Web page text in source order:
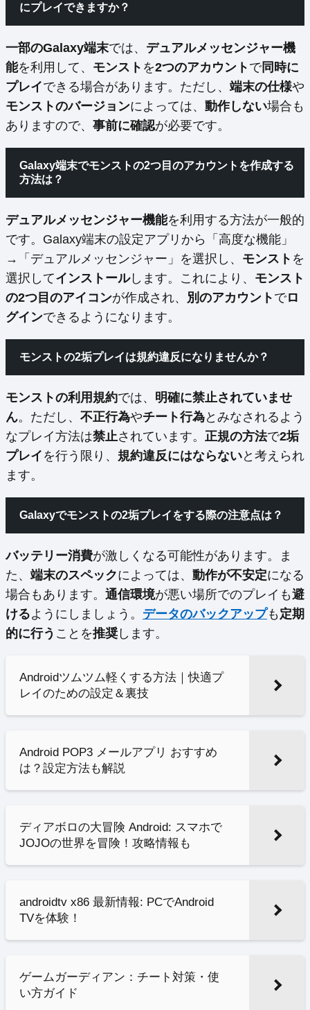
にプレイできますか？
一部のGalaxy端末では、 デュアルメッセンジャー機
能を利用して、 モンスト を2つのアカウント で同時に
プレイできる場合があります。ただし、 端末の仕様や
モンストのバージョンによっては、 動作しない場合も
ありますので、 事前に確認が必要です。
Galaxy端末でモンストの2つ目のアカウントを作成する
方法は？
デュアルメッセンジャー機能を利用する方法が一般的
です。Galaxy端末の設定アプリから「高度な機能」
→「デュアルメッセンジャー」を選択し、 モンスト を
選択してインストールします。これにより、 モンスト
の2つ目のアイコンが作成され、 別のアカウント でロ
グインできるようになります。
モンストの2垢プレイは規約違反になりませんか？
モンストの利用規約では、 明確に禁止されていませ
ん。ただし、 不正行為やチート行為とみなされるよう
なプレイ方法は禁止されています。 正規の方法で2垢
プレイ を行う限り、 規約違反にはならないと考えられ
ます。
Galaxyでモンストの2垢プレイをする際の注意点は？
バッテリー消費が激しくなる可能性があります。ま
た、 端末のスペックによっては、 動作が不安定になる
場合もあります。 通信環境が悪い場所でのプレイも避
けるようにしましょう。 データのバックアップも 定期
的に行う ことを推奨 します。
Androidツムツム軽くする方法｜快適プ
レイのための設定＆裏技
Android POP3 メールアプリ おすすめ
は？設定方法も解説
ディアボロの大冒険 Android: スマホで
JOJOの世界を冒険！攻略情報も
androidtv x86 最新情報: PCでAndroid
TVを体験！
ゲームガーディアン：チート対策・使
い方ガイド